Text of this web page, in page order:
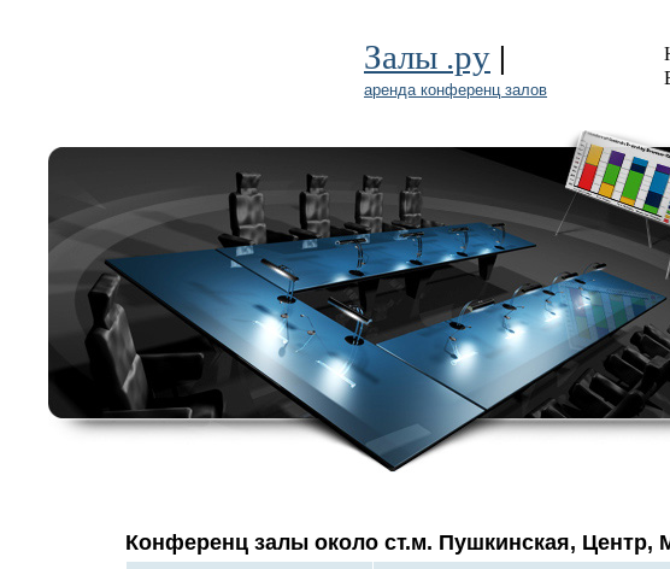
Залы .ру |
аренда конференц залов
Конференц залы около ст.м. Пушкинская, Центр,